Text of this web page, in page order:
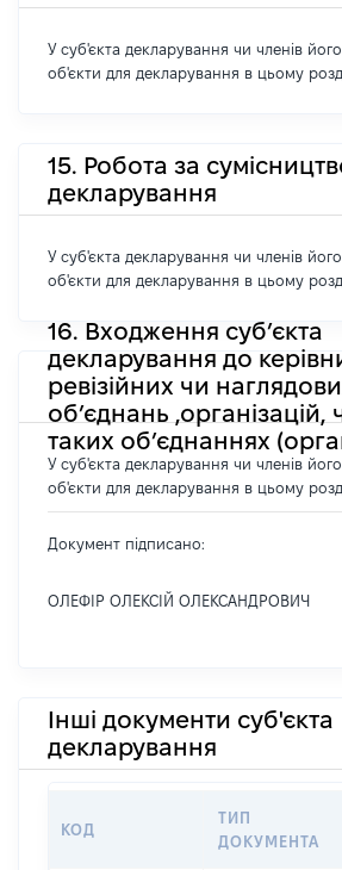
У суб'єкта декларування чи членів його
об'єкти для декларування в цьому
15. Робота за
декларування
У суб'єкта декларування чи членів його
об'єкти для декларування в цьому
16. Входження суб’єкта
декларування до
ревізійних чи
об’єднань ,організацій,
таких об’єднаннях
У суб'єкта декларування чи членів його
об'єкти для декларування в цьому
Документ підписано:
ОЛЕФІР ОЛЕКСІЙ ОЛЕКСАНДРОВИЧ
Інші документи суб'єкта
декларування
КОД
ТИП
ДОКУМЕНТА